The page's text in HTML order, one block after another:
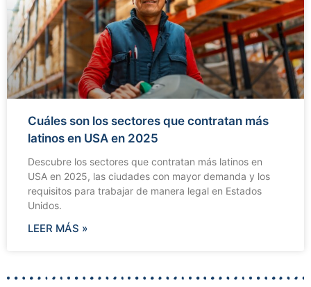
Cuáles son los sectores que contratan más
latinos en USA en 2025
Descubre los sectores que contratan más latinos en
USA en 2025, las ciudades con mayor demanda y los
requisitos para trabajar de manera legal en Estados
Unidos.
LEER MÁS »